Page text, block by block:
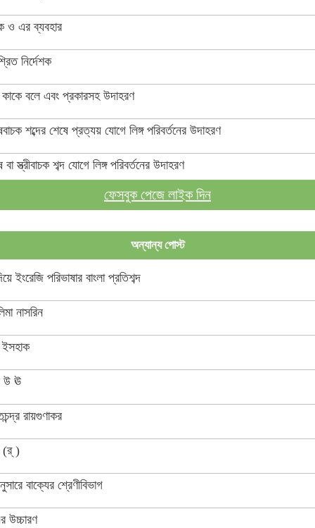
ও এর ব্যবহার
নির্দেশক
বলে এবং প্রকারসহ উদাহরণ
শব্দের শেষে প্রত্যয় যোগে লিঙ্গ পরিবর্তনের উদাহরণ
স্ত্রীবাচক শব্দ যোগে লিঙ্গ পরিবর্তনের উদাহরণ
শব্দ দ্বারা স্ত্রীলিঙ্গে পরিবর্তনের উদাহরণ
ভাষায় লিঙ্গের উদাহরণ দাও
শব্দের অশুদ্ধ ও শুদ্ধ প্রয়োগ
পরিবর্তন
হ্ম, হ্র, হৃ, হ্ল, হ্য, হ্ব
ফেসবুক পেজে লাইক দিন
অন্যান্য পোস্ট
ইংরেজি পরিভাষার বাংলা প্রতিশব্দ
নাসরিন
উ ঊ
রায়গুণাকর
(র্ )
বাক্যের শ্রেণীবিভাগ
উচ্চারণ